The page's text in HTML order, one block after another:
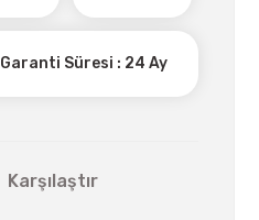
Garanti Süresi : 24 Ay
Karşılaştır